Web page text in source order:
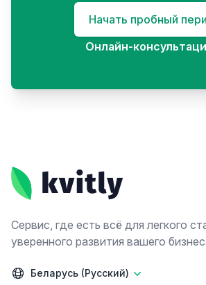
Начать пробный
Онлайн-
Сервис, где есть всё для легкого
уверенного развития вашего
Беларусь (Русский)